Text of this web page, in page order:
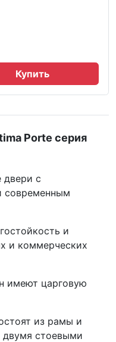
Купить
Porte серия
двери с
современным
и
и коммерческих
имеют царговую
из рамы и
двумя стоевыми